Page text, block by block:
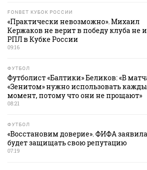
FONBET КУБОК РОССИИ
«Практически невозможно». Михаил
Кержаков не верит в победу клуба не
РПЛ в Кубке России
09:16
ФУТБОЛ
Футболист «Балтики» Беликов: «В
«Зенитом» нужно использовать
момент, потому что они не прощают»
08:21
ФУТБОЛ
«Восстановим доверие». ФИФА
будет защищать свою репутацию
07:19